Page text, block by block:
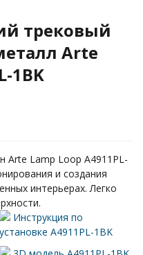
трековый
Arte
1BK
Arte Lamp Loop A4911PL-
и создания
интерьерах. Легко
Инструкция по
установке A4911PL-1BK